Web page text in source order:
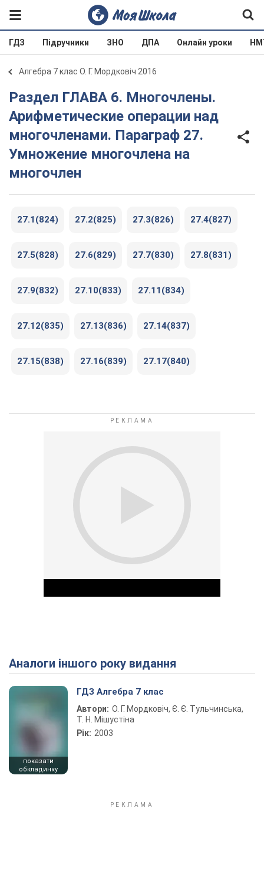
ГДЗ Підручники ЗНО ДПА Онлайн уроки
Алгебра 7 клас О. Г. Мордковіч 2016
Раздел ГЛАВА 6. Многочлены.
Арифметические операции над
многочленами. Параграф 27.
Умножение многочлена на
многочлен
27.1(824) 27.2(825) 27.3(826) 27.4(827)
27.5(828) 27.6(829) 27.7(830) 27.8(831)
27.9(832) 27.10(833) 27.11(834)
27.12(835) 27.13(836) 27.14(837)
27.15(838) 27.16(839) 27.17(840)
Play Video
Аналоги іншого року видання
показати
обкладинку
ГДЗ Алгебра 7 клас
Автори: О. Г. Мордковіч, Є. Є. Тульчинська,
Т. Н. Мішустіна
Рік: 2003